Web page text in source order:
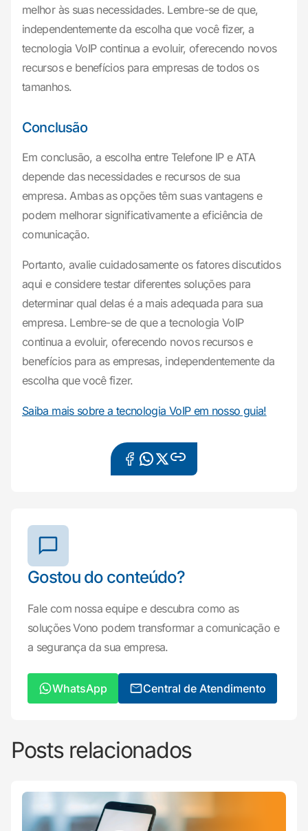
melhor às suas necessidades. Lembre-se de que,
independentemente da escolha que você fizer, a
tecnologia VoIP continua a evoluir, oferecendo novos
recursos e benefícios para empresas de todos os
tamanhos.
Conclusão
Em conclusão, a escolha entre Telefone IP e ATA
depende das necessidades e recursos de sua
empresa. Ambas as opções têm suas vantagens e
podem melhorar significativamente a eficiência de
comunicação.
Portanto, avalie cuidadosamente os fatores discutidos
aqui e considere testar diferentes soluções para
determinar qual delas é a mais adequada para sua
empresa. Lembre-se de que a tecnologia VoIP
continua a evoluir, oferecendo novos recursos e
benefícios para as empresas, independentemente da
escolha que você fizer.
Saiba mais sobre a tecnologia VoIP em nosso guia!
Gostou do conteúdo?
Fale com nossa equipe e descubra como as
soluções Vono podem transformar a comunicação e
a segurança da sua empresa.
WhatsApp Central de Atendimento
Posts relacionados